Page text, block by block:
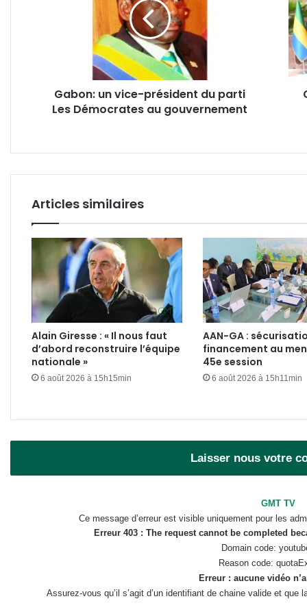
gouvernement
Gabon: un vice-président du parti
Les Démocrates au gouvernement
Nze
de
30%
Articles similaires
Alain Giresse : « Il nous faut
d’abord reconstruire l’équipe
nationale »
6 août 2026 à 15h15min
AAN-GA :
financement au
45e session
6 août 2026 à 15h11min
Laisser nous votre
GMT TV
Ce message d’erreur est visible uniquement pour les
Erreur 403 : The request cannot be completed
Domain code:
Reason code:
Erreur : aucune vidéo
Assurez-vous qu’il s’agit d’un identifiant de chaine valide et